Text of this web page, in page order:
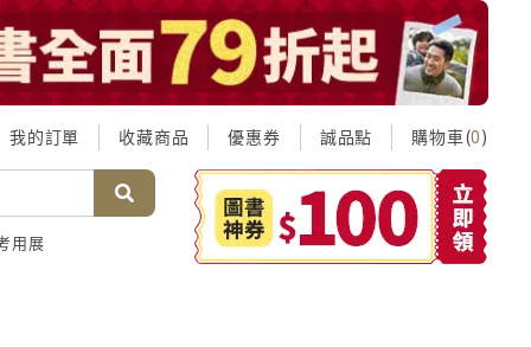
我的訂單 收藏商品 優惠券 誠品點 購物車(0)
用展